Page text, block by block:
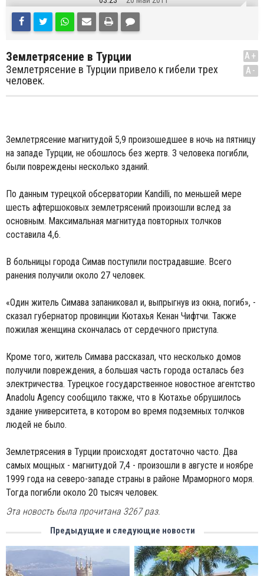
Землетрясение в Турции
Землетрясение в Турции привело к гибели трех
человек.
A+
A-
Землетрясение магнитудой 5,9 произошедшее в ночь на пятницу
на западе Турции, не обошлось без жертв. 3 человека погибли,
были повреждены несколько зданий.
По данным турецкой обсерватории Kandilli, по меньшей мере
шесть афтершоковых землетрясений произошли вслед за
основным. Максимальная магнитуда повторных толчков
составила 4,6.
В больницы города Симав поступили пострадавшие. Всего
ранения получили около 27 человек.
«Один житель Симава запаниковал и, выпрыгнув из окна, погиб», -
сказал губернатор провинции Кютахья Кенан Чифтчи. Также
пожилая женщина скончалась от сердечного приступа.
Кроме того, житель Симава рассказал, что несколько домов
получили повреждения, а большая часть города осталась без
электричества. Турецкое государственное новостное агентство
Anadolu Agency сообщило также, что в Кютахье обрушилось
здание университета, в котором во время подземных толчков
людей не было.
Землетрясения в Турции происходят достаточно часто. Два
самых мощных - магнитудой 7,4 - произошли в августе и ноябре
1999 года на северо-западе страны в районе Мраморного моря.
Тогда погибли около 20 тысяч человек.
Эта новость была прочитана 3267 раз.
Предыдущие и следующие новости